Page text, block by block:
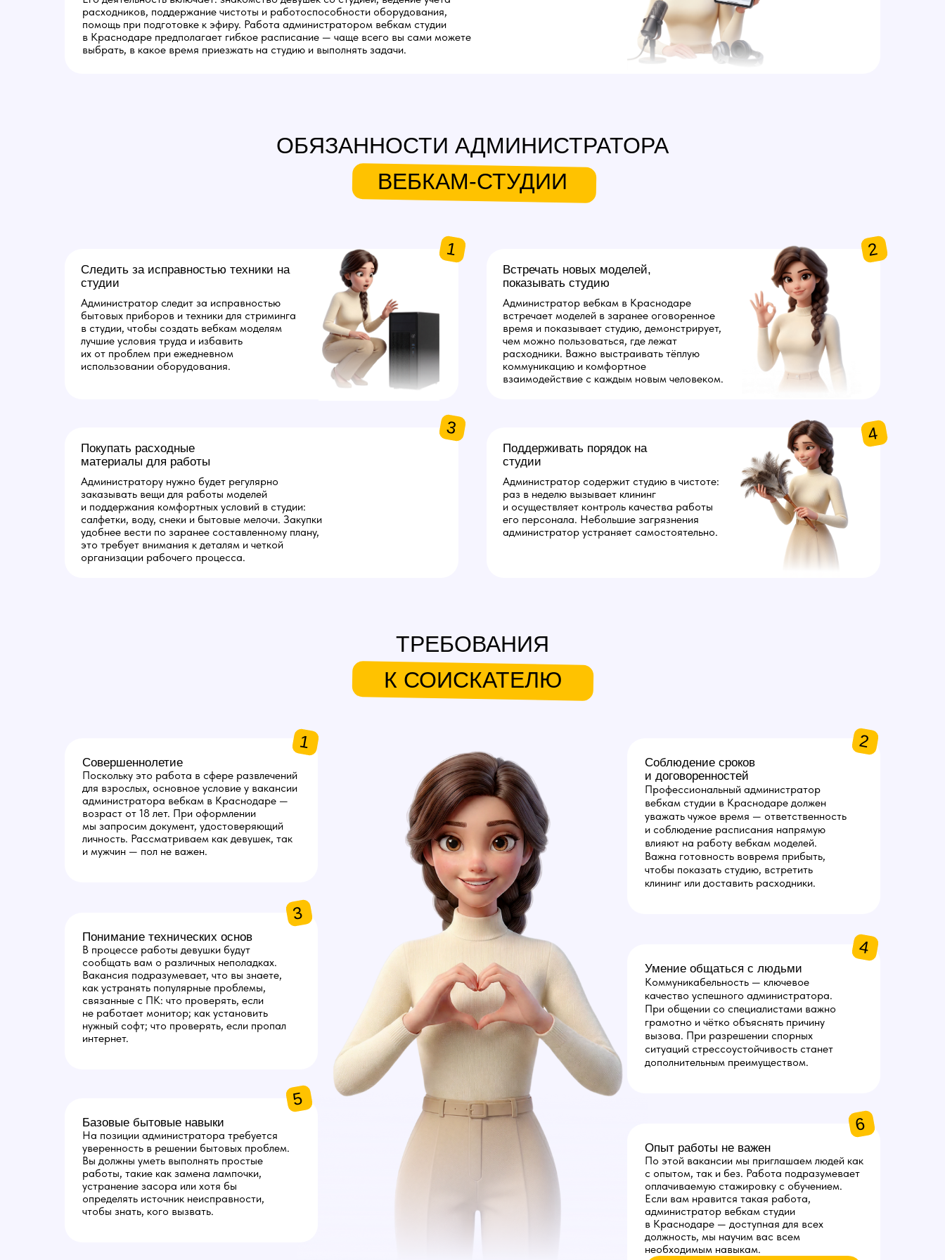
расходников, поддержание чистоты и работоспособности оборудования,
помощь при подготовке к эфиру. Работа администратором вебкам студии
в Краснодаре предполагает гибкое расписание — чаще всего вы сами можете
выбрать, в какое время приезжать на студию и выполнять задачи.
ОБЯЗАННОСТИ АДМИНИСТРАТОРА
ВЕБКАМ-СТУДИИ
Следить за исправностью техники на
студии
Администратор следит за исправностью
бытовых приборов и техники для стриминга
в студии, чтобы создать вебкам моделям
лучшие условия труда и избавить
их от проблем при ежедневном
использовании оборудования.
1
Встречать новых моделей,
показывать студию
Администратор вебкам в Краснодаре
встречает моделей в заранее оговоренное
время и показывает студию, демонстрирует,
чем можно пользоваться, где лежат
расходники. Важно выстраивать тёплую
коммуникацию и комфортное
взаимодействие с каждым новым человеком.
2
Покупать расходные
материалы для работы
Администратору нужно будет регулярно
заказывать вещи для работы моделей
и поддержания комфортных условий в студии:
салфетки, воду, снеки и бытовые мелочи. Закупки
удобнее вести по заранее составленному плану,
это требует внимания к деталям и четкой
организации рабочего процесса.
3
Поддерживать порядок на
студии
Администратор содержит студию в чистоте:
раз в неделю вызывает клининг
и осуществляет контроль качества работы
его персонала. Небольшие загрязнения
администратор устраняет самостоятельно.
4
ТРЕБОВАНИЯ
К СОИСКАТЕЛЮ
Совершеннолетие
Поскольку это работа в сфере развлечений
для взрослых, основное условие у вакансии
администратора вебкам в Краснодаре —
возраст от 18 лет. При оформлении
мы запросим документ, удостоверяющий
личность. Рассматриваем как девушек, так
и мужчин — пол не важен.
1
Понимание технических основ
В процессе работы девушки будут
сообщать вам о различных неполадках.
Вакансия подразумевает, что вы знаете,
как устранять популярные проблемы,
связанные с ПК: что проверять, если
не работает монитор; как установить
нужный софт; что проверять, если пропал
интернет.
3
Базовые бытовые навыки
На позиции администратора требуется
уверенность в решении бытовых проблем.
Вы должны уметь выполнять простые
работы, такие как замена лампочки,
устранение засора или хотя бы
определять источник неисправности,
чтобы знать, кого вызвать.
5
Опыт работы не важен
По этой вакансии мы приглашаем людей как
с опытом, так и без. Работа подразумевает
оплачиваемую стажировку с обучением.
Если вам нравится такая работа,
администратор вебкам студии
в Краснодаре — доступная для всех
должность, мы научим вас всем
необходимым навыкам.
6
2
Соблюдение сроков
и договоренностей
Профессиональный администратор
вебкам студии в Краснодаре должен
уважать чужое время — ответственность
и соблюдение расписания напрямую
влияют на работу вебкам моделей.
Важна готовность вовремя прибыть,
чтобы показать студию, встретить
клининг или доставить расходники.
4
Умение общаться с людьми
Коммуникабельность — ключевое
качество успешного администратора.
При общении со специалистами важно
грамотно и чётко объяснять причину
вызова. При разрешении спорных
ситуаций стрессоустойчивость станет
дополнительным преимуществом.